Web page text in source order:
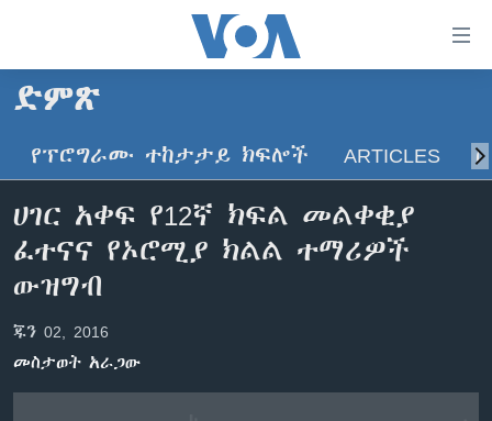
ማገናኛዎች
ዋናው
ይዘት
ወደ
ዋናው
ይዘት
ወደ
ዋናው
ዜና
ኢትዮጵያ
አሜሪካ
ኑሮ በጤንነት
ከምሽቱ ሦስት ሰዓት የአማርኛ ዜና
ቪዲዮ
ክምችት
ድምጽ
የፕሮግራሙ ተከታታይ ክፍሎች ARTICLES
ሀገር አቀፍ የ12ኛ ክፍል መልቀቂያ
ፈተናና የኦሮሚያ ክልል ተማሪዎች
ውዝግብ
ጁን 02, 2016
መስታወት አራጋው